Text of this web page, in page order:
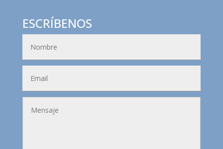
ESCRÍBENOS